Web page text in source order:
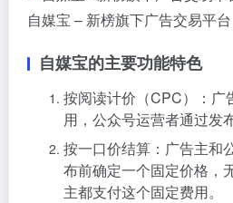
自媒宝 – 新榜旗下广告交易平
自媒宝的主要功能特色
按阅读计价（CPC）：广
用，公众号运营者通过发
按一口价结算：广告主和
布前确定一个固定价格，
主都支付这个固定费用。